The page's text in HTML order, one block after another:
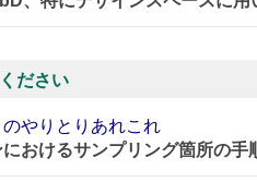
ださい
のやりとりあれこれ
おけるサンプリング箇所の手